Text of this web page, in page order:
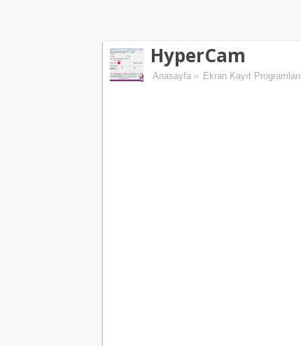
HyperCam
Anasayfa ›› Ekran Kayıt Programları